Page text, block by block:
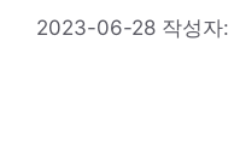
2023-06-28 작성자: